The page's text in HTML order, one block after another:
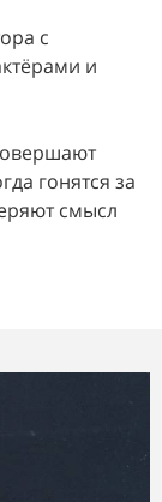
с
и
гонятся за
смысл